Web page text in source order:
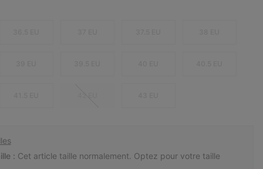
: Cet article taille normalement. Optez pour votre taille